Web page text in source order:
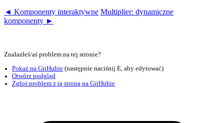
◄ Komponenty interaktywne Multiplier: dynamiczne
komponenty ►